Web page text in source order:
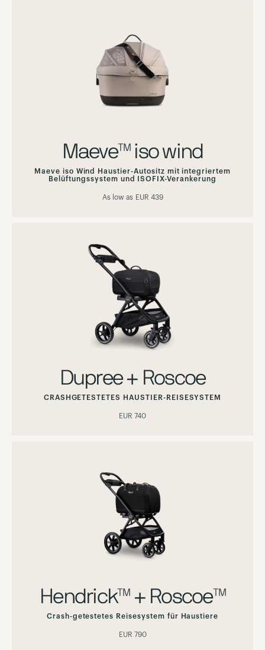
Maeve™ iso wind
Maeve iso Wind Haustier-Autositz mit integriertem
Belüftungssystem und ISOFIX-Verankerung
As low as EUR 439
Dupree + Roscoe
CRASHGETESTETES HAUSTIER-REISESYSTEM
EUR 740
Hendrick™ + Roscoe™
Crash-getestetes Reisesystem für Haustiere
EUR 790